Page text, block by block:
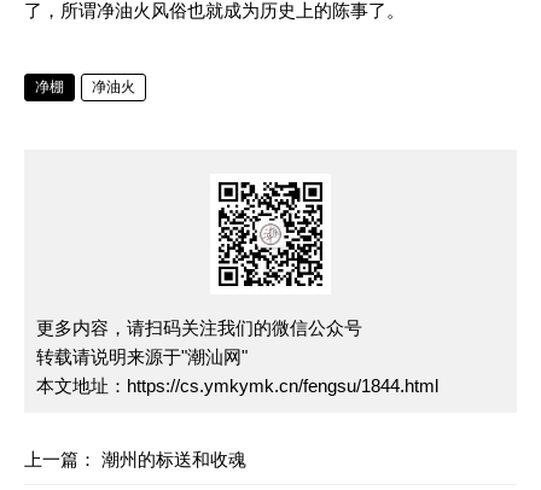
了，所谓净油火风俗也就成为历史上的陈事了。
净棚 净油火
更多内容，请扫码关注我们的微信公众号
转载请说明来源于"潮汕网"
本文地址： https://cs.ymkymk.cn/fengsu/1844.html
上一篇： 潮州的标送和收魂